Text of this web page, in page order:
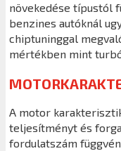
növekedése típustól
benzines autóknál
chiptuninggal
mértékben mint
A motor
teljesítményt és
fordulatszám